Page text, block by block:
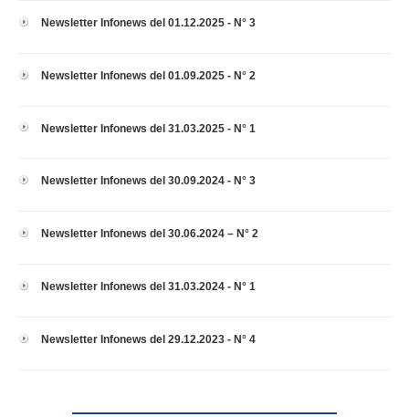
Newsletter Infonews del 01.12.2025 - N° 3
Newsletter Infonews del 01.09.2025 - N° 2
Newsletter Infonews del 31.03.2025 - N° 1
Newsletter Infonews del 30.09.2024 - N° 3
Newsletter Infonews del 30.06.2024 – N° 2
Newsletter Infonews del 31.03.2024 - N° 1
Newsletter Infonews del 29.12.2023 - N° 4